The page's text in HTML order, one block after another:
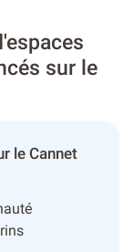
sur le
le Cannet